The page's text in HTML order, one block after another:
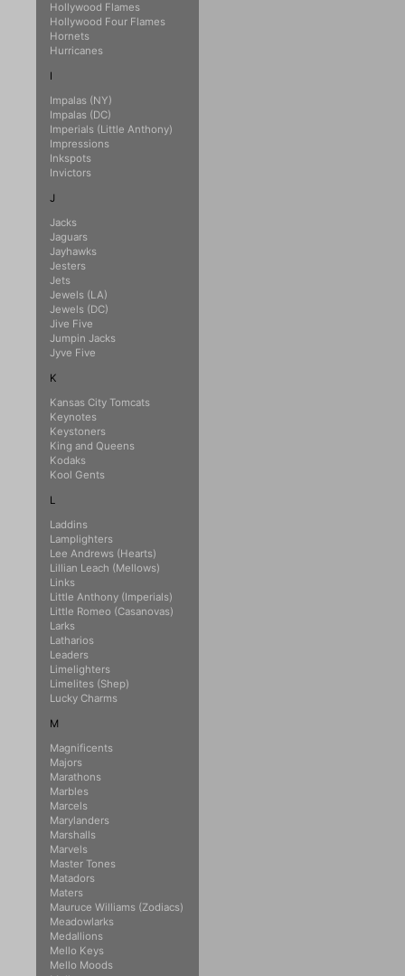
Hollywood Flames
Hollywood Four Flames
Hornets
Hurricanes
I
Impalas (NY)
Impalas (DC)
Imperials (Little Anthony)
Impressions
Inkspots
Invictors
J
Jacks
Jaguars
Jayhawks
Jesters
Jets
Jewels (LA)
Jewels (DC)
Jive Five
Jumpin Jacks
Jyve Five
K
Kansas City Tomcats
Keynotes
Keystoners
King and Queens
Kodaks
Kool Gents
L
Laddins
Lamplighters
Lee Andrews (Hearts)
Lillian Leach (Mellows)
Links
Little Anthony (Imperials)
Little Romeo (Casanovas)
Larks
Latharios
Leaders
Limelighters
Limelites (Shep)
Lucky Charms
M
Magnificents
Majors
Marathons
Marbles
Marcels
Marylanders
Marshalls
Marvels
Master Tones
Matadors
Maters
Mauruce Williams (Zodiacs)
Meadowlarks
Medallions
Mello Keys
Mello Moods